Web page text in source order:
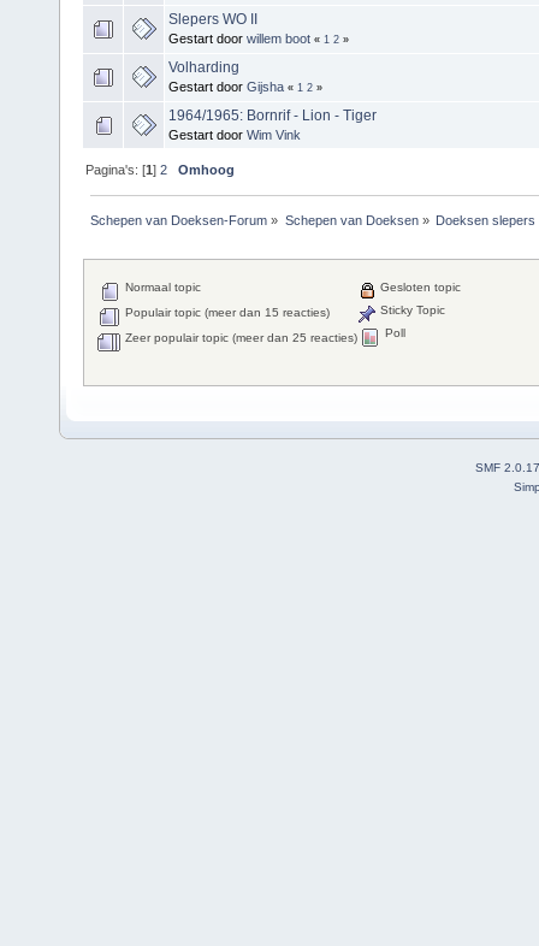
Slepers WO II
Gestart door willem boot « 1 2 »
Volharding
Gestart door Gijsha « 1 2 »
1964/1965: Bornrif - Lion - Tiger
Gestart door Wim Vink
Pagina's: [1]2 Omhoog
Schepen van Doeksen-Forum » Schepen van Doeksen» Doeksen slepers
Normaal topic
Populair topic (meer dan 15 reacties)
Zeer populair topic (meer dan 25 reacties)
Gesloten topic
Sticky Topic
Poll
SMF 2.0.17